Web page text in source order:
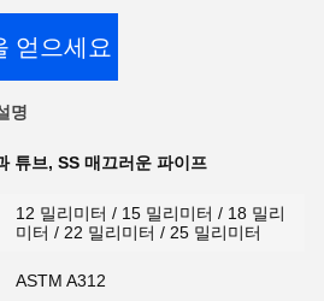
얻으세요
명
튜브, SS 매끄러운 파이프
12 밀리미터 / 15 밀리미터 / 18 밀리
미터 / 22 밀리미터 / 25 밀리미터
ASTM A312